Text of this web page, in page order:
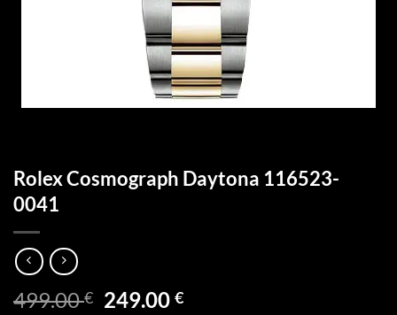
Rolex Cosmograph Daytona 116523-
0041
499.00€ Ursprünglicher
249.00€Aktueller